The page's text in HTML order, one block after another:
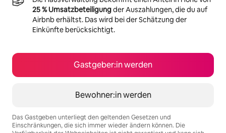
25 % Umsatzbeteiligungder Auszahlungen, die du auf
Airbnb erhältst. Das wird bei der Schätzung der
Einkünfte berücksichtigt.
Gastgeber:in werden
Bewohner:in werden
Das Gastgeben unterliegt den geltenden Gesetzen und
Einschränkungen, die sich immer wieder ändern können. Die